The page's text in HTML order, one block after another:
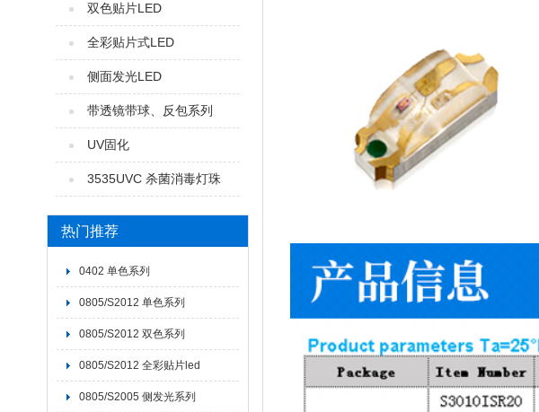
双色贴片LED
全彩贴片式LED
侧面发光LED
带透镜带球、反包系列
UV固化
3535UVC 杀菌消毒灯珠
热门推荐
0402 单色系列
0805/S2012 单色系列
0805/S2012 双色系列
0805/S2012 全彩贴片led
0805/S2005 侧发光系列